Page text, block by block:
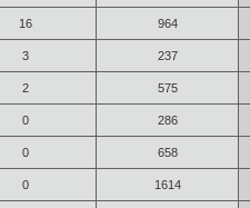
16 964
3 237
2 575
0 286
0 658
0 1614